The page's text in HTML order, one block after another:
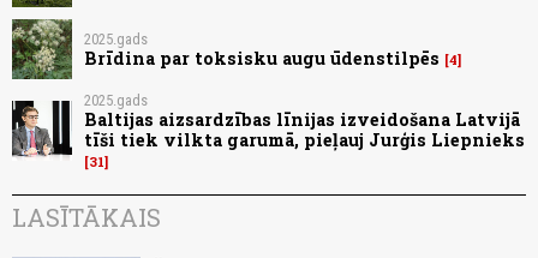
2025.gads
Brīdina par toksisku augu ūdenstilpēs 4
2025.gads
Baltijas aizsardzības līnijas izveidošana Latvijā
tīši tiek vilkta garumā, pieļauj Jurģis Liepnieks
31
LASĪTĀKAIS